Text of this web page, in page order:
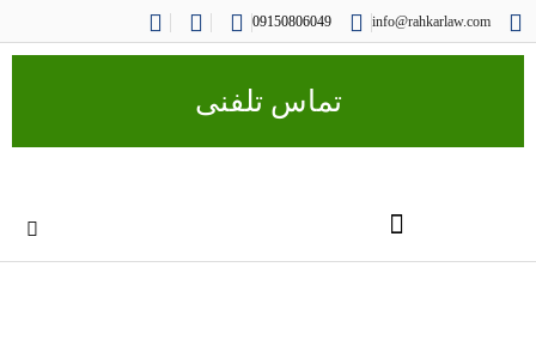
info@rahkarlaw.com
09150806049
تماس تلفنی